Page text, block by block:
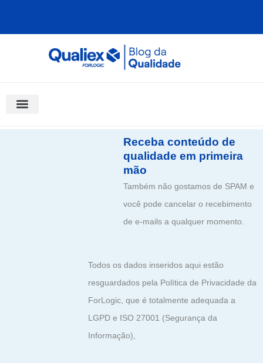
Receba conteúdo de
qualidade em primeira
mão
Também não gostamos de SPAM e
você pode cancelar o recebimento
de e-mails a qualquer momento.
Todos os dados inseridos aqui estão
resguardados pela Política de Privacidade da
ForLogic, que é totalmente adequada a
LGPD e ISO 27001 (Segurança da
Informação),